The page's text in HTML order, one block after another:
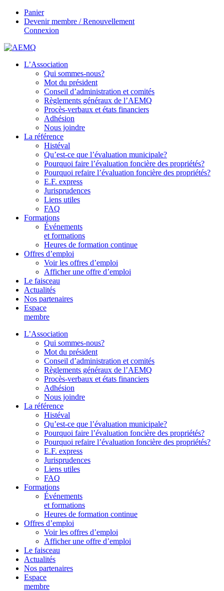
Panier
Devenir membre / Renouvellement
Connexion
L’Association
Qui sommes-nous?
Mot du président
Conseil d’administration et comités
Règlements généraux de l’AEMQ
Procès-verbaux et états financiers
Adhésion
Nous joindre
La référence
Histéval
Qu’est-ce que l’évaluation municipale?
Pourquoi faire l’évaluation foncière des propriétés?
Pourquoi refaire l’évaluation foncière des propriétés?
E.F. express
Jurisprudences
Liens utiles
FAQ
Formations
Événements
et formations
Heures de formation continue
Offres d’emploi
Voir les offres d’emploi
Afficher une offre d’emploi
Le faisceau
Actualités
Nos partenaires
Espace
membre
L’Association
Qui sommes-nous?
Mot du président
Conseil d’administration et comités
Règlements généraux de l’AEMQ
Procès-verbaux et états financiers
Adhésion
Nous joindre
La référence
Histéval
Qu’est-ce que l’évaluation municipale?
Pourquoi faire l’évaluation foncière des propriétés?
Pourquoi refaire l’évaluation foncière des propriétés?
E.F. express
Jurisprudences
Liens utiles
FAQ
Formations
Événements
et formations
Heures de formation continue
Offres d’emploi
Voir les offres d’emploi
Afficher une offre d’emploi
Le faisceau
Actualités
Nos partenaires
Espace
membre